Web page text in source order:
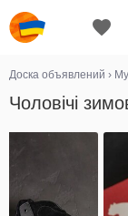
Доска объявлений ›
Чоловічі